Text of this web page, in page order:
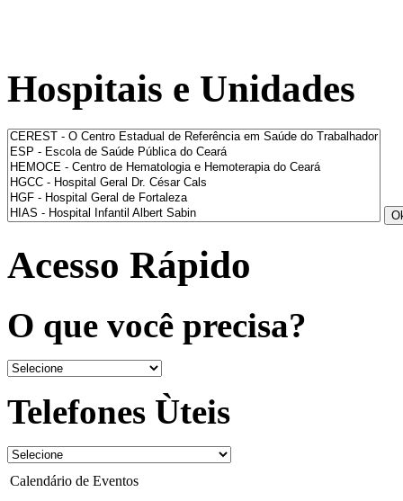
Hospitais e Unidades
Acesso Rápido
O que você precisa?
Telefones Ùteis
Calendário de Eventos